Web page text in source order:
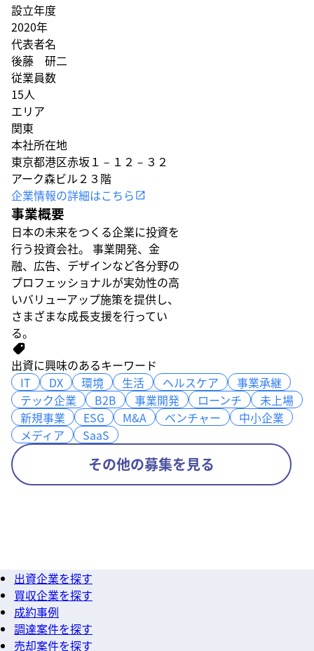
設立年度
2020年
代表者名
後藤 研二
従業員数
15人
エリア
関東
本社所在地
東京都港区赤坂１－１２－３２
アーク森ビル２３階
企業情報の詳細はこちら
事業概要
日本の未来をつくる企業に投資を
行う投資会社。 事業開発、金
融、広告、デザインなど各分野の
プロフェッショナルが実効性の高
いバリューアップ施策を提供し、
さまざまな成長支援を行ってい
る。
出資に興味のあるキーワード
IT
DX 環境 生活 ヘルスケア
事業承継
テック企業
B2B 事業開発 ローンチ
未上場
新規事業
ESG M&A ベンチャー
中小企業
メディア
SaaS
IT DX 環境 生活 ヘルスケア
事業承継
テック企業
B2B 事業開発 ローンチ
未上場
新規事業
ESG M&A ベンチャー
中小企業
メディア
SaaS
その他の募集を見る
出資企業を探す
買収企業を探す
成約事例
調達案件を探す
売却案件を探す